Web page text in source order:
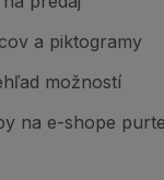
a piktogramy
možností
na e-shope